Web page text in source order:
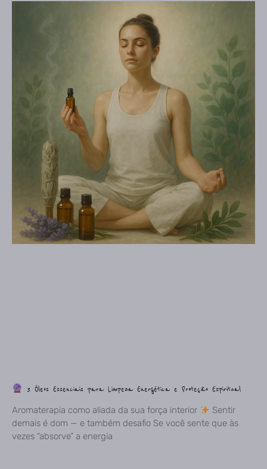
3 Óleos Essenciais para Limpeza Energética e Proteção Espiritual
Aromaterapia como aliada da sua força interior
Sentir
demais é dom — e também desafio Se você sente que às
vezes “absorve” a energia